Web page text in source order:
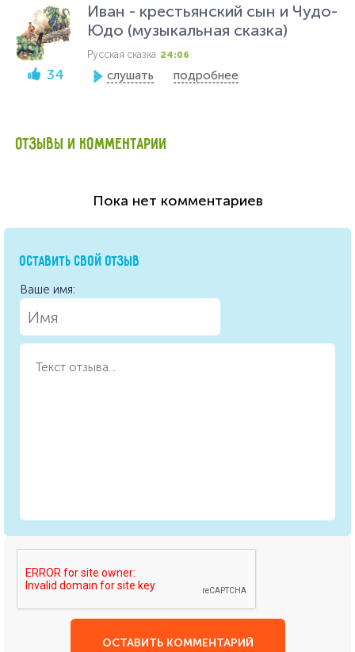
34
Иван - крестьянский сын и Чудо-
Юдо (музыкальная сказка)
Русская сказка 24:06
слушать подробнее
ОТЗЫВЫ И КОММЕНТАРИИ
Пока нет комментариев
ОСТАВИТЬ СВОЙ ОТЗЫВ
Ваше имя:
ОСТАВИТЬ КОММЕНТАРИЙ